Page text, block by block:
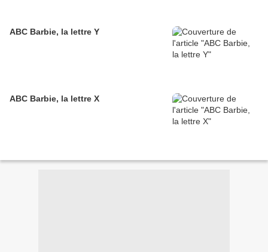
ABC Barbie, la lettre Y
ABC Barbie, la lettre X